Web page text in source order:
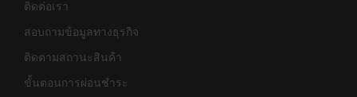
ติดต่อเรา
สอบถามข้อมูลทางธุรกิจ
ติดตามสถานะสินค้า
ขั้นตอนการผ่อนชำระ